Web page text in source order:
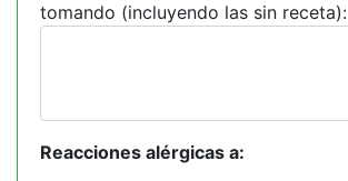
tomando (incluyendo las sin receta):
Reacciones alérgicas a: